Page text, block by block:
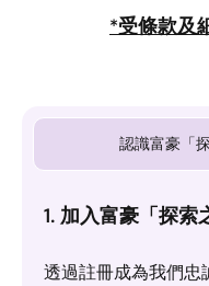
*受條款及
認識富豪「
1. 加入富豪「探索
透過註冊成為我們忠